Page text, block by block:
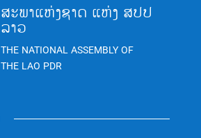
ສະພາແຫ່ງຊາດ ແຫ່ງ ສປປ
ລາວ
THE NATIONAL ASSEMBLY OF
THE LAO PDR